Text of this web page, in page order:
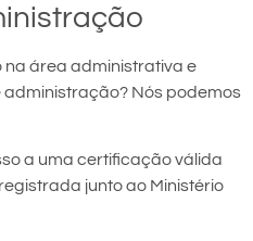
na área administrativa e
Nós podemos
a uma certificação válida
junto ao Ministério